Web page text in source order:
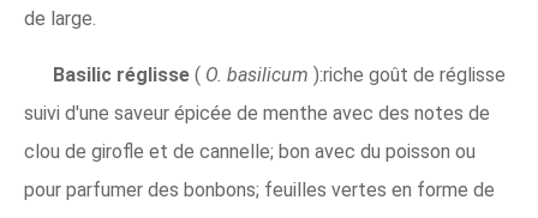
de large.
Basilic réglisse ( O. basilicum ):riche goût de réglisse
suivi d'une saveur épicée de menthe avec des notes de
clou de girofle et de cannelle; bon avec du poisson ou
pour parfumer des bonbons; feuilles vertes en forme de